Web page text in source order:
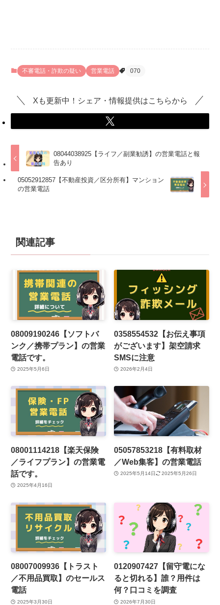
不審電話・詐欺の疑い 営業電話 070
Xも更新中！シェア・情報提供はこちらから
08044038925【ライフ／副業勧誘】の営業電話と報
告あり
05052912857【不動産投資／区分所有】マンション
の営業電話
関連記事
08009190246【ソフトバ
ンク／携帯プラン】の営業
電話です。
2025年5月6日
0358554532【お伝え事項
がございます】架空請求
SMSに注意
2026年2月4日
08001114218【楽天保険
／ライフプラン】の営業電
話です。
2025年4月16日
05057853218【有料取材
／Web集客】の営業電話
2025年5月14日 2025年5月26日
08007009936【トラスト
／不用品買取】のセールス
電話
2025年3月30日
0120907427【留守電にな
ると切れる】誰？用件は
何？口コミを調査
2026年7月30日